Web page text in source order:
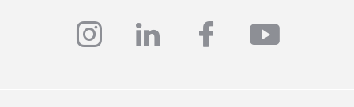
instagram
linkedinfacebook